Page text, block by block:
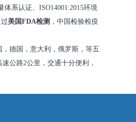
体系认证、ISO14001:2015环境
美国FDA检测 ，中国检验检疫
德国，意大利，俄罗斯，等五
公路2公里，交通十分便利，